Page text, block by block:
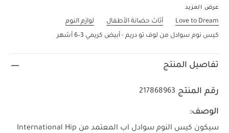
عرض المزيد
Love to Dream أثاث حضانة الأطفال
لوازم النوم
كيس نوم سوادل من لوف تو دريم - أبيض كريمي 3–6 أشهر
تفاصيل المنتج
رقم المنتج 217868963
الوصف:
سيكون كيس النوم سوادل اب المعتمد من International Hip